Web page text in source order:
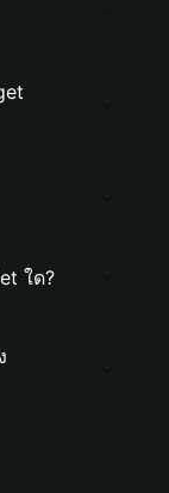
ใด?